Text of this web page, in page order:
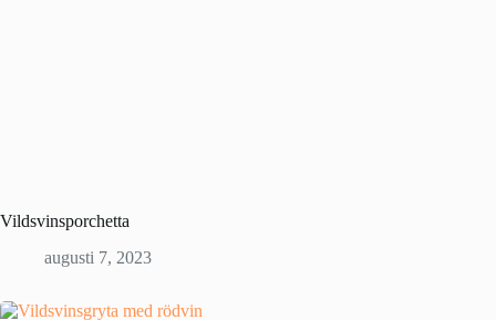
Vildsvinsporchetta
augusti 7, 2023